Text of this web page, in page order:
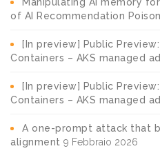
of AI Recommendation
[In preview] Public
Containers – AKS managed
[In preview] Public
Containers – AKS managed
A one-prompt attack that
alignment 9 Febbraio 2026